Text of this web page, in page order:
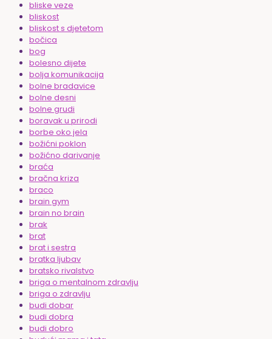
bliske veze
bliskost
bliskost s djetetom
bočica
bog
bolesno dijete
bolja komunikacija
bolne bradavice
bolne desni
bolne grudi
boravak u prirodi
borbe oko jela
božićni poklon
božićno darivanje
braća
bračna kriza
braco
brain gym
brain no brain
brak
brat
brat i sestra
bratka ljubav
bratsko rivalstvo
briga o mentalnom zdravlju
briga o zdravlju
budi dobar
budi dobra
budi dobro